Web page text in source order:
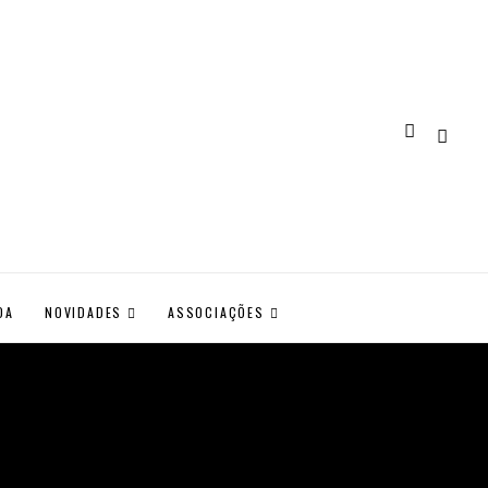
NOVIDADES ASSOCIAÇÕES